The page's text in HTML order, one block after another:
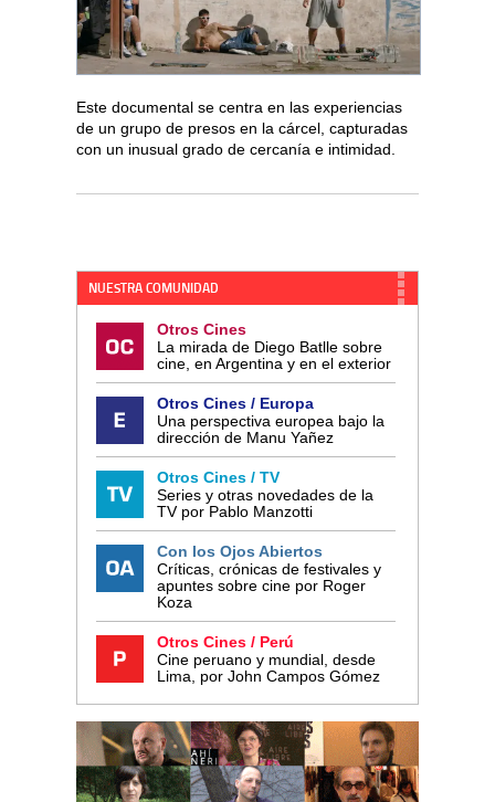
Este documental se centra en las experiencias
de un grupo de presos en la cárcel, capturadas
con un inusual grado de cercanía e intimidad.
NUESTRA COMUNIDAD
Otros Cines
La mirada de Diego Batlle sobre
cine, en Argentina y en el exterior
Otros Cines / Europa
Una perspectiva europea bajo la
dirección de Manu Yañez
Otros Cines / TV
Series y otras novedades de la
TV por Pablo Manzotti
Con los Ojos Abiertos
Críticas, crónicas de festivales y
apuntes sobre cine por Roger
Koza
Otros Cines / Perú
Cine peruano y mundial, desde
Lima, por John Campos Gómez